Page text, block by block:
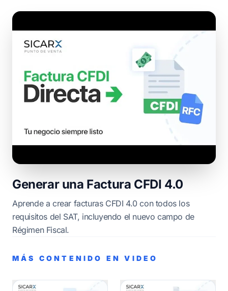
Generar una Factura CFDI 4.0
Aprende a crear facturas CFDI 4.0 con todos los
requisitos del SAT, incluyendo el nuevo campo de
Régimen Fiscal.
MÁS CONTENIDO EN VIDEO